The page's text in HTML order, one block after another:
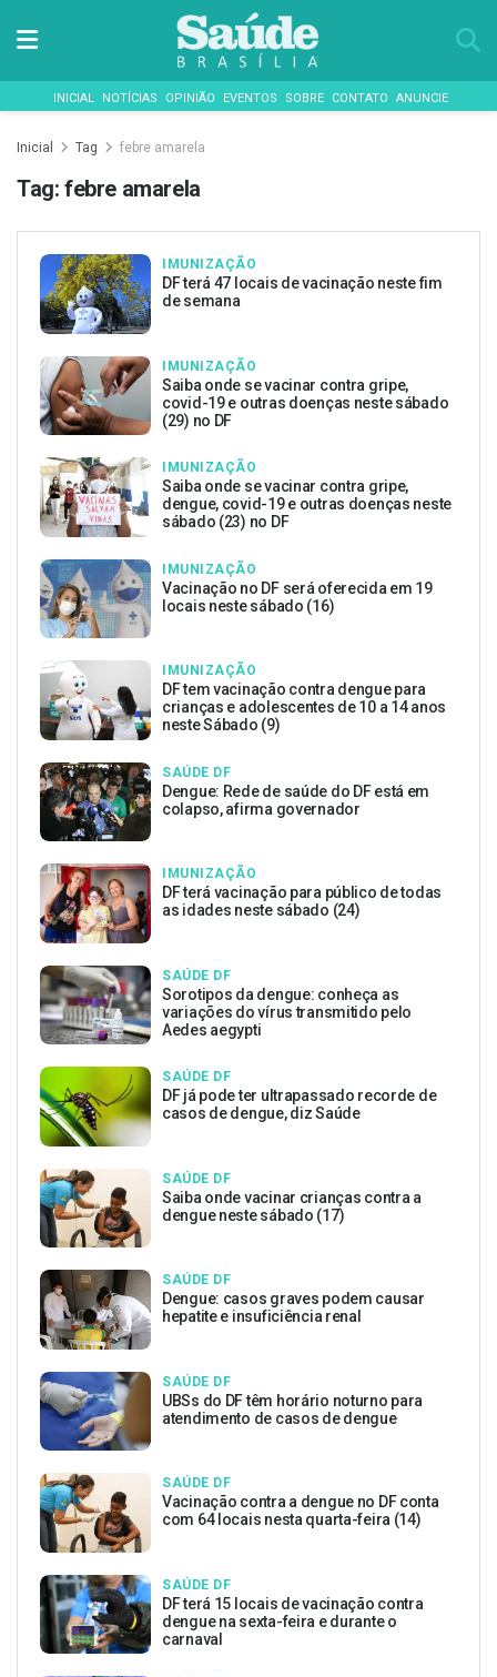
INICIAL NOTÍCIAS OPINIÃO EVENTOS SOBRE CONTATO ANUNCIE
Inicial Tag febre amarela
Tag: febre amarela
IMUNIZAÇÃO
DF terá 47 locais de vacinação neste fim
de semana
IMUNIZAÇÃO
Saiba onde se vacinar contra gripe,
covid-19 e outras doenças neste sábado
(29) no DF
IMUNIZAÇÃO
Saiba onde se vacinar contra gripe,
dengue, covid-19 e outras doenças neste
sábado (23) no DF
IMUNIZAÇÃO
Vacinação no DF será oferecida em 19
locais neste sábado (16)
IMUNIZAÇÃO
DF tem vacinação contra dengue para
crianças e adolescentes de 10 a 14 anos
neste Sábado (9)
SAÚDE DF
Dengue: Rede de saúde do DF está em
colapso, afirma governador
IMUNIZAÇÃO
DF terá vacinação para público de todas
as idades neste sábado (24)
SAÚDE DF
Sorotipos da dengue: conheça as
variações do vírus transmitido pelo
Aedes aegypti
SAÚDE DF
DF já pode ter ultrapassado recorde de
casos de dengue, diz Saúde
SAÚDE DF
Saiba onde vacinar crianças contra a
dengue neste sábado (17)
SAÚDE DF
Dengue: casos graves podem causar
hepatite e insuficiência renal
SAÚDE DF
UBSs do DF têm horário noturno para
atendimento de casos de dengue
SAÚDE DF
Vacinação contra a dengue no DF conta
com 64 locais nesta quarta-feira (14)
SAÚDE DF
DF terá 15 locais de vacinação contra
dengue na sexta-feira e durante o
carnaval